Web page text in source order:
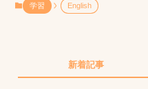
学習 English
新着記事